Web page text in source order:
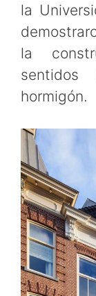
la
la
hormigón.